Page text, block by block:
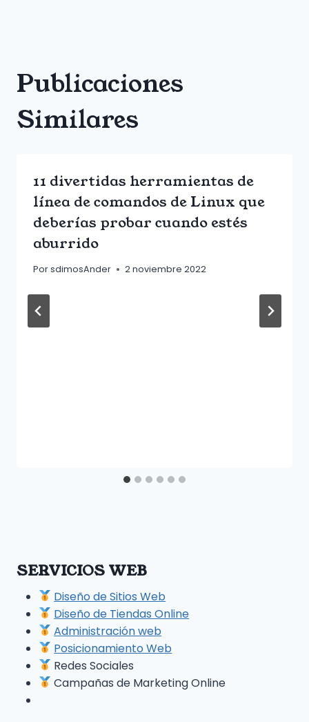
Publicaciones
Similares
11 divertidas herramientas de
línea de comandos de Linux que
deberías probar cuando estés
aburrido
PorsdimosAnder 2 noviembre 2022
SERVICIOS WEB
Diseño de Sitios Web
Diseño de Tiendas Online
Administración web
Posicionamiento Web
Redes Sociales
Campañas de Marketing Online